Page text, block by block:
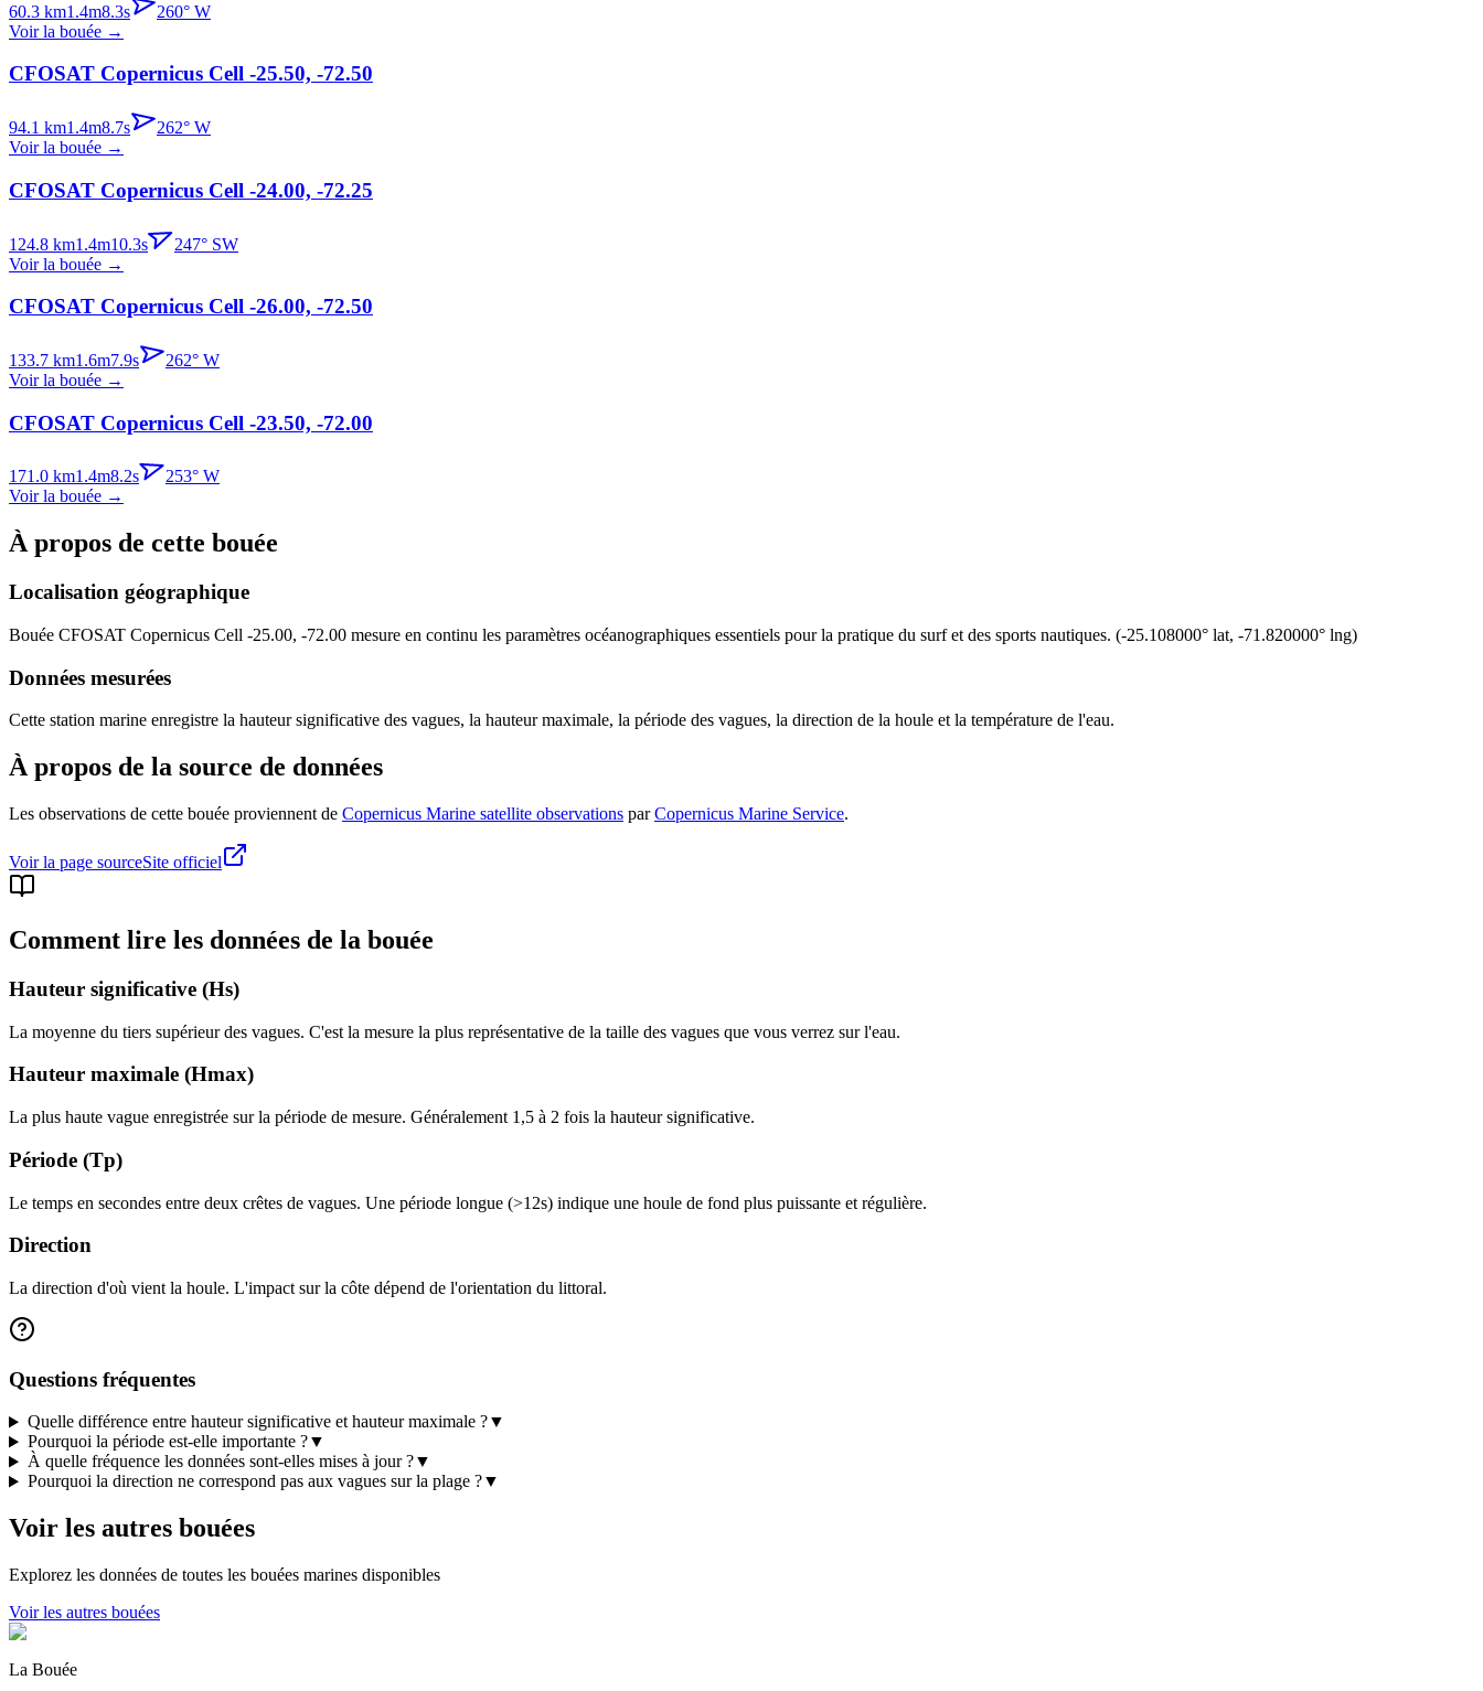
60.3 km1.4m8.3s 260° W
Voir la bouée →
CFOSAT Copernicus Cell -25.50, -72.50
94.1 km1.4m8.7s 262° W
Voir la bouée →
CFOSAT Copernicus Cell -24.00, -72.25
124.8 km1.4m10.3s 247° SW
Voir la bouée →
CFOSAT Copernicus Cell -26.00, -72.50
133.7 km1.6m7.9s 262° W
Voir la bouée →
CFOSAT Copernicus Cell -23.50, -72.00
171.0 km1.4m8.2s 253° W
Voir la bouée →
À propos de cette bouée
Localisation géographique
Bouée CFOSAT Copernicus Cell -25.00, -72.00 mesure en continu les paramètres océanographiques essentiels pour la pratique du surf et des sports nautiques. (-25.108000° lat, -71.820000° lng)
Données mesurées
Cette station marine enregistre la hauteur significative des vagues, la hauteur maximale, la période des vagues, la direction de la houle et la température de l'eau.
À propos de la source de données
Les observations de cette bouée proviennent de Copernicus Marine satellite observations par Copernicus Marine Service.
Voir la page sourceSite officiel
Comment lire les données de la bouée
Hauteur significative (Hs)
La moyenne du tiers supérieur des vagues. C'est la mesure la plus représentative de la taille des vagues que vous verrez sur l'eau.
Hauteur maximale (Hmax)
La plus haute vague enregistrée sur la période de mesure. Généralement 1,5 à 2 fois la hauteur significative.
Période (Tp)
Le temps en secondes entre deux crêtes de vagues. Une période longue (>12s) indique une houle de fond plus puissante et régulière.
Direction
La direction d'où vient la houle. L'impact sur la côte dépend de l'orientation du littoral.
Questions fréquentes
Quelle différence entre hauteur significative et hauteur maximale ?▼
Pourquoi la période est-elle importante ?▼
À quelle fréquence les données sont-elles mises à jour ?▼
Pourquoi la direction ne correspond pas aux vagues sur la plage ?▼
Voir les autres bouées
Explorez les données de toutes les bouées marines disponibles
Voir les autres bouées
La Bouée